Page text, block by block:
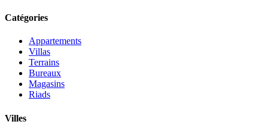
Catégories
Appartements
Villas
Terrains
Bureaux
Magasins
Riads
Villes